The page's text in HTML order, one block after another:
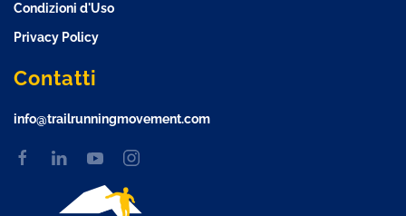
Condizioni d'Uso
Privacy Policy
Contatti
info@trailrunningmovement.com